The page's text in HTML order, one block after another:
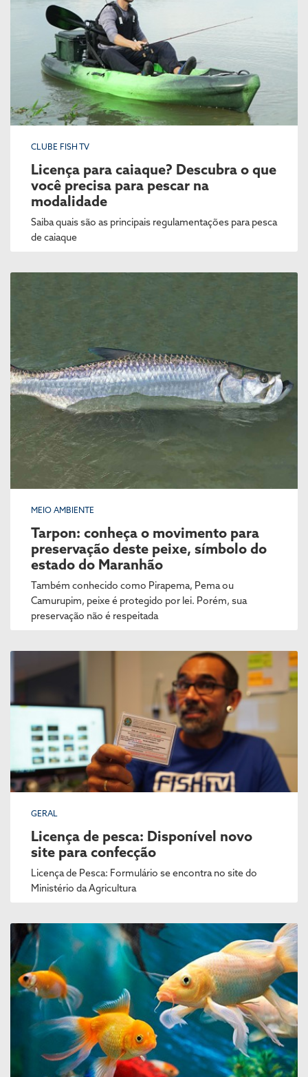
CLUBE FISH TV
Licença para caiaque? Descubra o que
você precisa para pescar na
modalidade
Saiba quais são as principais regulamentações para pesca
de caiaque
MEIO AMBIENTE
Tarpon: conheça o movimento para
preservação deste peixe, símbolo do
estado do Maranhão
Também conhecido como Pirapema, Pema ou
Camurupim, peixe é protegido por lei. Porém, sua
preservação não é respeitada
GERAL
Licença de pesca: Disponível novo
site para confecção
Licença de Pesca: Formulário se encontra no site do
Ministério da Agricultura